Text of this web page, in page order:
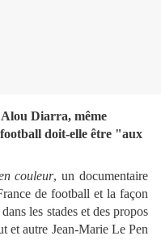
Diarra, même
doit-elle être "aux
couleur, un documentaire
de football et la façon
les stades et des propos
et autre Jean-Marie Le Pen